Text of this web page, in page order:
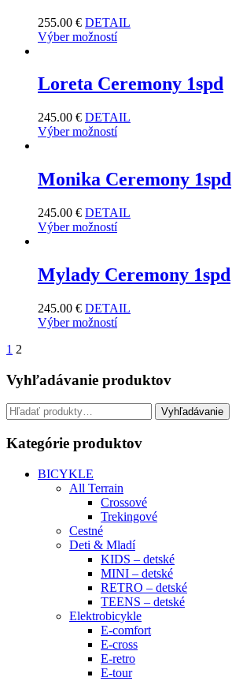
255.00 € DETAIL
Výber možností
Loreta Ceremony 1spd
245.00 € DETAIL
Výber možností
Monika Ceremony 1spd
245.00 € DETAIL
Výber možností
Mylady Ceremony 1spd
245.00 € DETAIL
Výber možností
1 2
Vyhľadávanie produktov
Hľadať: Vyhľadávanie
Kategórie produktov
BICYKLE
All Terrain
Crossové
Trekingové
Cestné
Deti & Mladí
KIDS – detské
MINI – detské
RETRO – detské
TEENS – detské
Elektrobicykle
E-comfort
E-cross
E-retro
E-tour